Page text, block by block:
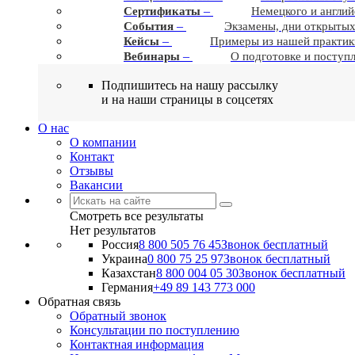
Сертификаты –
Немецкого и
События –
Экзамены, дни
Кейсы –
Примеры из нашей
Вебинары – О подготовке и
Подпишитесь на нашу рассылку
и на наши страницы в соцсетях
О нас
О компании
Контакт
Отзывы
Вакансии
Смотреть все результаты
Нет результатов
Россия8 800 505 76 45Звонок бесплатный
Украина0 800 75 25 97Звонок бесплатный
Казахстан8 800 004 05 30Звонок бесплатный
Германия+49 89 143 773 000
Обратная связь
Обратный звонок
Консультации по поступлению
Контактная информация